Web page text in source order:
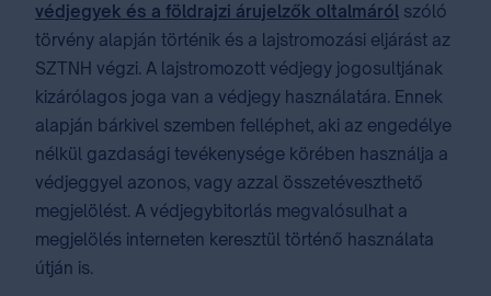
védjegyek és a földrajzi árujelzők oltalmáról szóló
törvény alapján történik és a lajstromozási eljárást az
SZTNH végzi. A lajstromozott védjegy jogosultjának
kizárólagos joga van a védjegy használatára. Ennek
alapján bárkivel szemben felléphet, aki az engedélye
nélkül gazdasági tevékenysége körében használja a
védjeggyel azonos, vagy azzal összetéveszthető
megjelölést. A védjegybitorlás megvalósulhat a
megjelölés interneten keresztül történő használata
útján is.